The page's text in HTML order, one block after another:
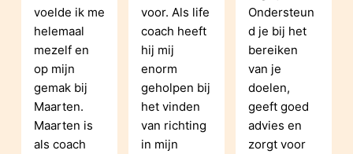
voelde ik me
helemaal
mezelf en
op mijn
gemak bij
Maarten.
Maarten is
als coach
voor. Als life
coach heeft
hij mij
enorm
geholpen bij
het vinden
van richting
in mijn
Ondersteun
d je bij het
bereiken
van je
doelen,
geeft goed
advies en
zorgt voor